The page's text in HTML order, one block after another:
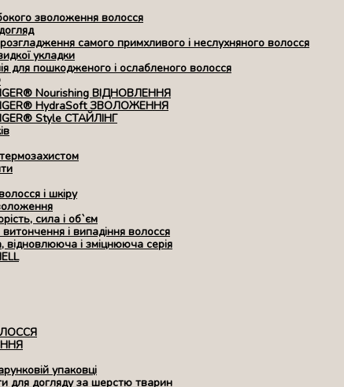
зволоження волосся
самого примхливого і неслухняного волосся
укладки
для пошкодженого і ослабленого волосся
Nourishing ВІДНОВЛЕННЯ
HydraSoft ЗВОЛОЖЕННЯ
Style СТАЙЛІНГ
і шкіру
сила і об`єм
і випадіння волосся
відновлююча і зміцнююча серія
упаковці
для догляду за шерстю тварин